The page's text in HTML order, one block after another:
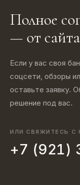
Полное
— от
Если у вас своя
соцсети, обзоры
оставьте заявку.
решение под вас.
ИЛИ СВЯЖИТЕСЬ С
+7